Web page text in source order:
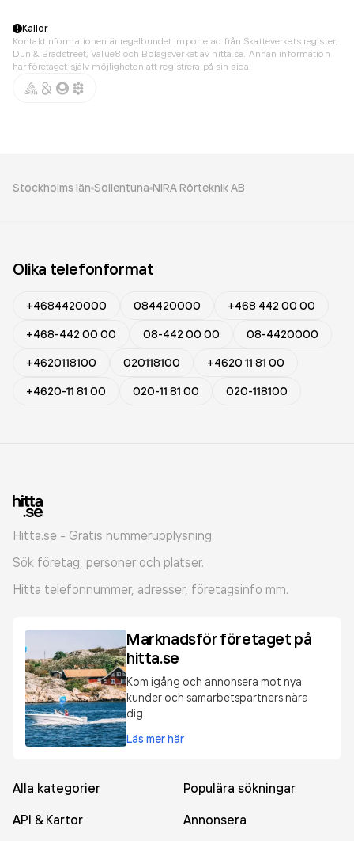
Källor
Kontaktinformationen är regelbundet importerad från Skatteverkets register,
Dun & Bradstreet, Value8 och Bolagsverket av hitta.se. Annan information
har företaget själv möjligheten att registrera på sin sida.
Stockholms län Sollentuna NIRA Rörteknik AB
Olika telefonformat
+4684420000 084420000
+468 442 00 00
+468-442 00 00
08-442 00 00
08-4420000
+4620118100
020118100
+4620 11 81 00
+4620-11 81 00
020-11 81 00 020-118100
Hitta.se - Gratis nummerupplysning.
Sök företag, personer och platser.
Hitta telefonnummer, adresser, företagsinfo mm.
Marknadsför företaget på
hitta.se
Kom igång och annonsera mot nya
kunder och samarbetspartners nära
dig.
Läs mer här
Alla kategorier
Populära sökningar
API & Kartor
Annonsera